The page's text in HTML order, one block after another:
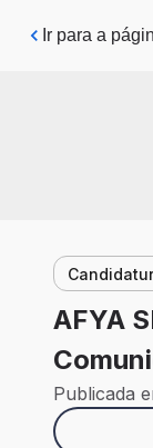
Pular para o
Ir para a
AFYA
Publicada